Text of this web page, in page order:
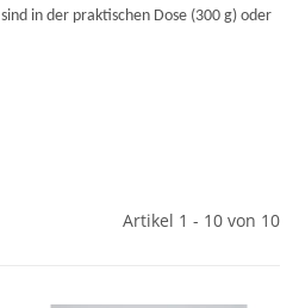
in der praktischen Dose (300 g) oder
Artikel 1 - 10 von 10